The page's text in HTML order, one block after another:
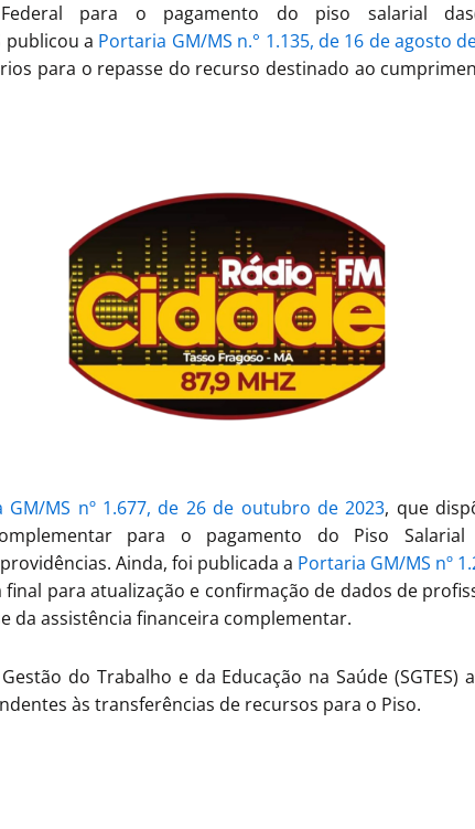
para o pagamento do piso salarial
publicou a Portaria GM/MS n.° 1.135, de 16 de agosto
para o repasse do recurso destinado ao
GM/MS nº 1.677, de 26 de outubro de 2023, que
para o pagamento do Piso
Ainda, foi publicada a Portaria GM/MS nº
final para atualização e confirmação de dados de
da assistência financeira complementar.
do Trabalho e da Educação na Saúde (SGTES)
às transferências de recursos para o Piso.